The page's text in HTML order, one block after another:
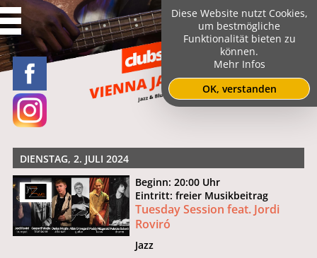
DIENSTAG, 2. JULI 2024
Beginn: 20:00 Uhr
Eintritt: freier Musikbeitrag
Tuesday Session feat. Jordi
Roviró
Jazz
Diese Website nutzt Cookies,
um bestmögliche
Funktionalität bieten zu
können.
Mehr Infos
OK, verstanden